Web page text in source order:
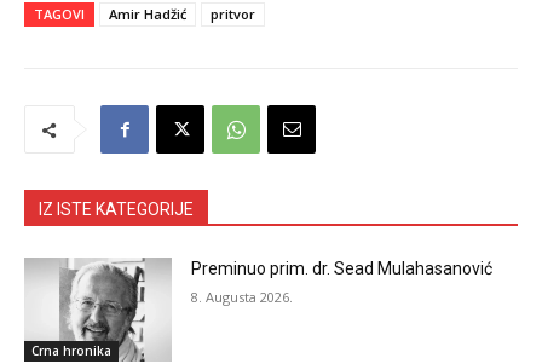
TAGOVI Amir Hadžić pritvor
IZ ISTE KATEGORIJE
Crna hronika
Preminuo prim. dr. Sead Mulahasanović
8. Augusta 2026.